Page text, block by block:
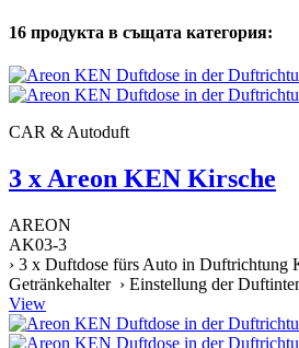
16 продукта в същата категория:
CAR & Autoduft
3 x Areon KEN Kirsche
AREON
AK03-3
› 3 x Duftdose fürs Auto in Duftrichtung
Getränkehalter › Einstellung der
View